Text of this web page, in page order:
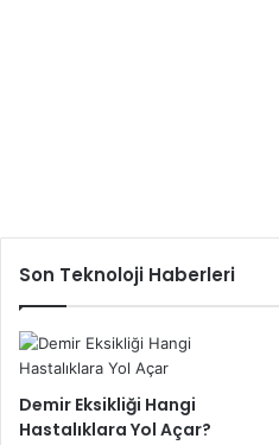
Son Teknoloji Haberleri
Demir Eksikliği Hangi
Hastalıklara Yol Açar?